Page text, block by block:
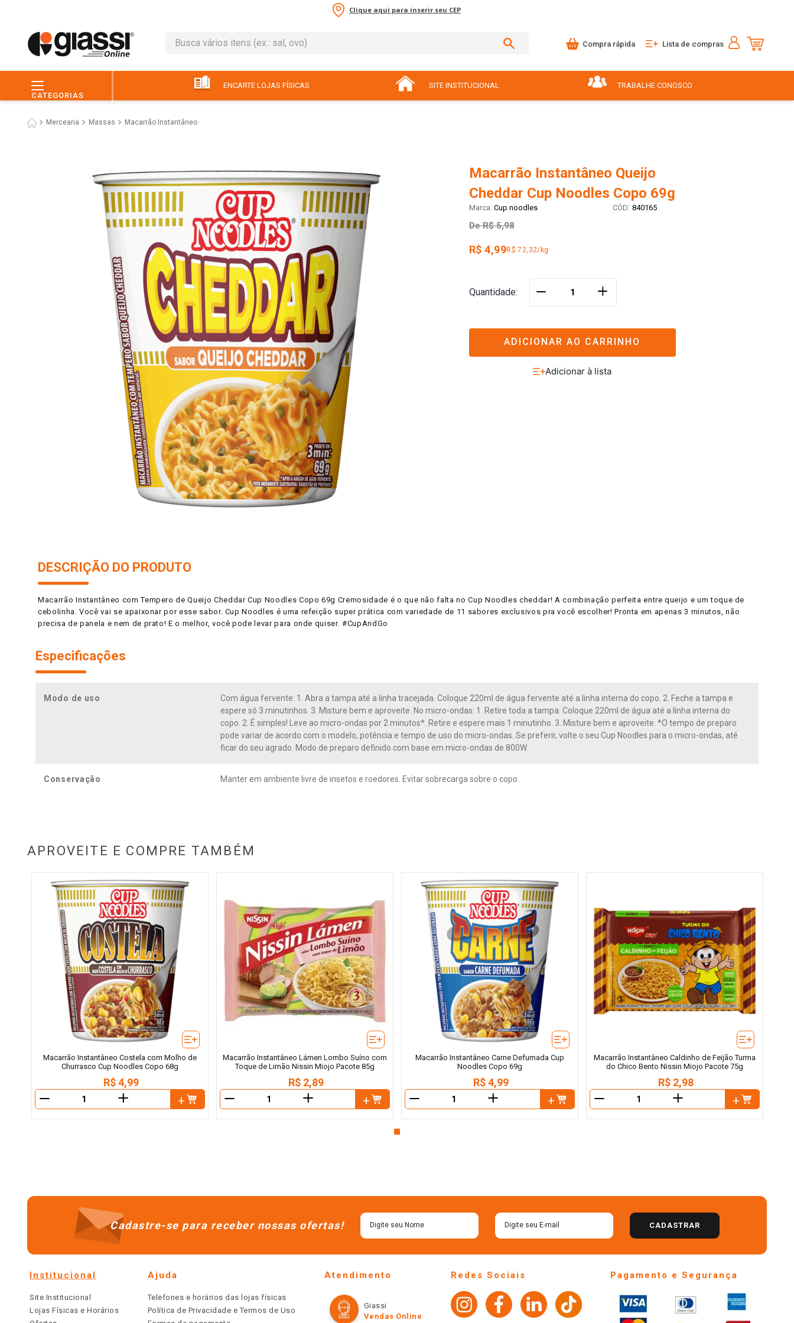
Clique aqui para inserir seu CEP
Busca vários itens (ex.: sal, ovo)
Compra rápida Lista de compras
CATEGORIAS
ENCARTE LOJAS FÍSICAS SITE INSTITUCIONAL TRABALHE CONOSCO
Mercearia Massas Macarrão Instantâneo
Macarrão Instantâneo Queijo
Cheddar Cup Noodles Copo 69g
Cup noodles : 840165
De R$ 5,98
R$ 4,99R$ 72,32/kg
Quantidade ＋
ADICIONAR AO CARRINHO
DESCRIÇÃO DO PRODUTO
Macarrão Instantâneo com Tempero de Queijo Cheddar Cup Noodles Copo 69g Cremosidade é o que não falta no Cup Noodles cheddar! A combinação perfeita entre queijo e um toque de
cebolinha. Você vai se apaixonar por esse sabor. Cup Noodles é uma refeição super prática com variedade de 11 sabores exclusivos pra você escolher! Pronta em apenas 3 minutos, não
precisa de panela e nem de prato! E o melhor, você pode levar para onde quiser. #CupAndGo
Especificações
Modo de uso
Com água fervente: 1. Abra a tampa até a linha tracejada. Coloque 220ml de água fervente até a linha interna do copo. 2. Feche a tampa e
espere só 3 minutinhos. 3. Misture bem e aproveite. No micro-ondas: 1. Retire toda a tampa. Coloque 220ml de água até a linha interna do
copo. 2. É simples! Leve ao micro-ondas por 2 minutos*. Retire e espere mais 1 minutinho. 3. Misture bem e aproveite. *O tempo de preparo
pode variar de acordo com o modelo, potência e tempo de uso do micro-ondas. Se preferir, volte o seu Cup Noodles para o micro-ondas, até
ficar do seu agrado. Modo de preparo definido com base em micro-ondas de 800W.
Conservação Manter em ambiente livre de insetos e roedores. Evitar sobrecarga sobre o copo.
APROVEITE E COMPRE TAMBÉM
Macarrão Instantâneo Costela com Molho de
Churrasco Cup Noodles Copo 68g
R$ 4,99
＋
Macarrão Instantâneo Lámen Lombo Suíno com
Toque de Limão Nissin Miojo Pacote 85g
R$ 2,89
＋
Macarrão Instantâneo Carne Defumada Cup
Noodles Copo 69g
R$ 4,99
＋
Macarrão Instantâneo Caldinho de Feijão Turma
do Chico Bento Nissin Miojo Pacote 75g
R$ 2,98
＋
Cadastre-se para receber nossas ofertas! CADASTRAR
Institucional
Site Institucional
Lojas Físicas e Horários
Ajuda
Telefones e horários das lojas físicas
Política de Privacidade e Termos de Uso
Atendimento
Giassi
Vendas Online
Redes Sociais Pagamento e Segurança
leite
3º queijo
6º pão
7º macarrão
iogurte
9º ovo
10